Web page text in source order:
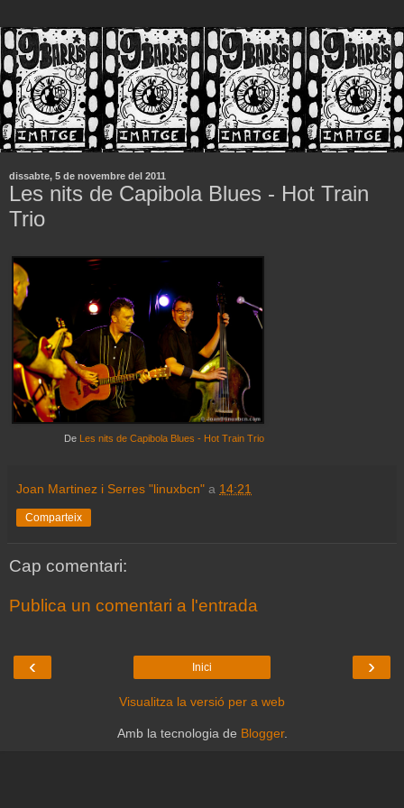
dissabte, 5 de novembre del 2011
Les nits de Capibola Blues - Hot Train
Trio
De Les nits de Capibola Blues - Hot Train Trio
Joan Martinez i Serres "linuxbcn" a 14:21
Comparteix
Cap comentari:
Publica un comentari a l'entrada
‹ ›
Inici
Visualitza la versió per a web
Amb la tecnologia de Blogger.